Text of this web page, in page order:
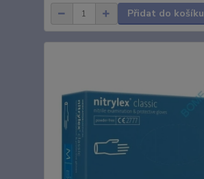
Přidat do košíku